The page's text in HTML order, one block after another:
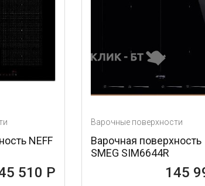
Варочные поверхности
Варочная поверхность
SMEG SIM6644R